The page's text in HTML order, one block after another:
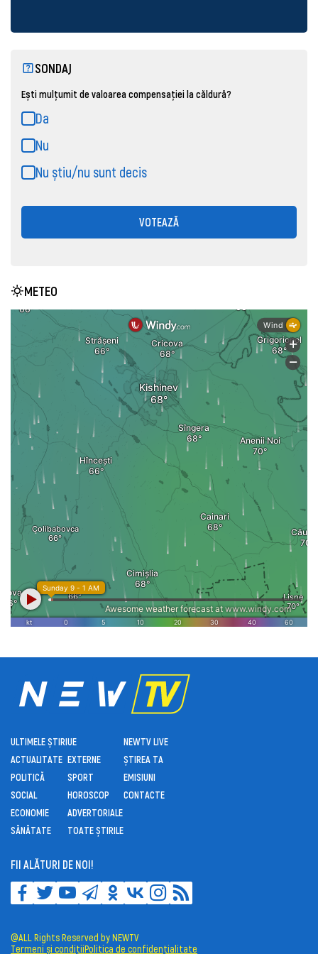
SONDAJ
Ești mulțumit de valoarea compensației la căldură?
Da
Nu
Nu știu/nu sunt decis
VOTEAZĂ
METEO
ULTIMELE ȘTIRI
ACTUALITATE
POLITICĂ
SOCIAL
ECONOMIE
SĂNĂTATE
UE
EXTERNE
SPORT
HOROSCOP
ADVERTORIALE
TOATE ȘTIRILE
NEWTV LIVE
ȘTIREA TA
EMISIUNI
CONTACTE
FII ALĂTURI DE NOI!
@ALL Rights Reserved by NEWTV
Termeni și condițiiPolitica de confidențialitate